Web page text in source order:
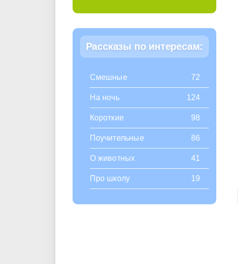
Рассказы по интересам:
Смешные 72
На ночь 124
Короткие 98
Поучительные 86
О животных 41
Про школу 19